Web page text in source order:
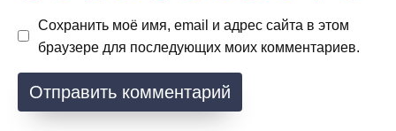
Сохранить моё имя, email и адрес сайта в этом
браузере для последующих моих комментариев.